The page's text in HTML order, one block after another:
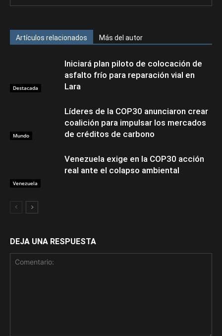
Artículos relacionados Más del autor
Destacada
Iniciará plan piloto de colocación de
asfalto frío para reparación vial en
Lara
Mundo
Líderes de la COP30 anunciaron crear
coalición para impulsar los mercados
de créditos de carbono
Venezuela
Venezuela exige en la COP30 acción
real ante el colapso ambiental
DEJA UNA RESPUESTA